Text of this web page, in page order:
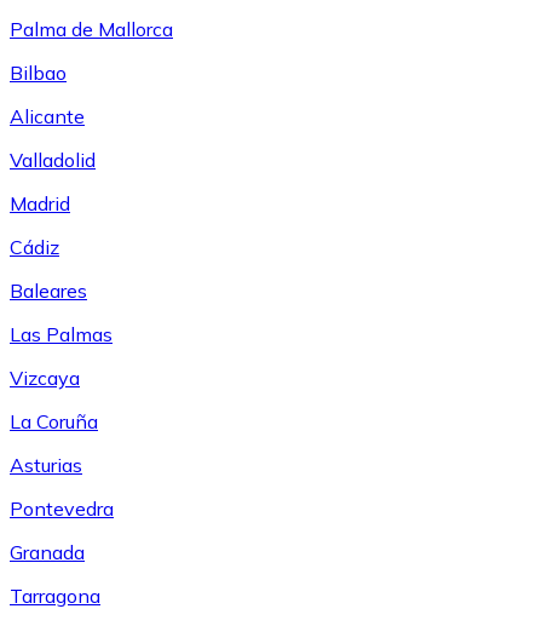
Palma de Mallorca
Bilbao
Alicante
Valladolid
Madrid
Cádiz
Baleares
Las Palmas
Vizcaya
La Coruña
Asturias
Pontevedra
Granada
Tarragona